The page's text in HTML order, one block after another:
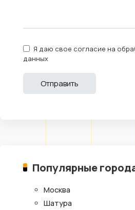
Я даю свое согласие на
данных
Популярные
Москва
Шатура